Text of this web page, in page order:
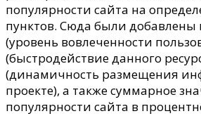
популярности сайта на
пунктов. Сюда были добавлены
(уровень вовлеченности
(быстродействие данного
(динамичность размещения
проекте), а также суммарное
популярности сайта в